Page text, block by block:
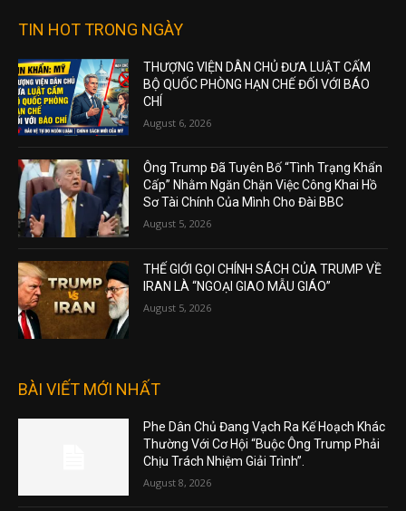
TIN HOT TRONG NGÀY
THƯỢNG VIỆN DÂN CHỦ ĐƯA LUẬT CẤM
BỘ QUỐC PHÒNG HẠN CHẾ ĐỐI VỚI BÁO
CHÍ
August 6, 2026
Ông Trump Đã Tuyên Bố “Tình Trạng Khẩn
Cấp” Nhằm Ngăn Chặn Việc Công Khai Hồ
Sơ Tài Chính Của Mình Cho Đài BBC
August 5, 2026
THẾ GIỚI GỌI CHÍNH SÁCH CỦA TRUMP VỀ
IRAN LÀ “NGOẠI GIAO MẪU GIÁO”
August 5, 2026
BÀI VIẾT MỚI NHẤT
Phe Dân Chủ Đang Vạch Ra Kế Hoạch Khác
Thường Với Cơ Hội “Buộc Ông Trump Phải
Chịu Trách Nhiệm Giải Trình”.
August 8, 2026